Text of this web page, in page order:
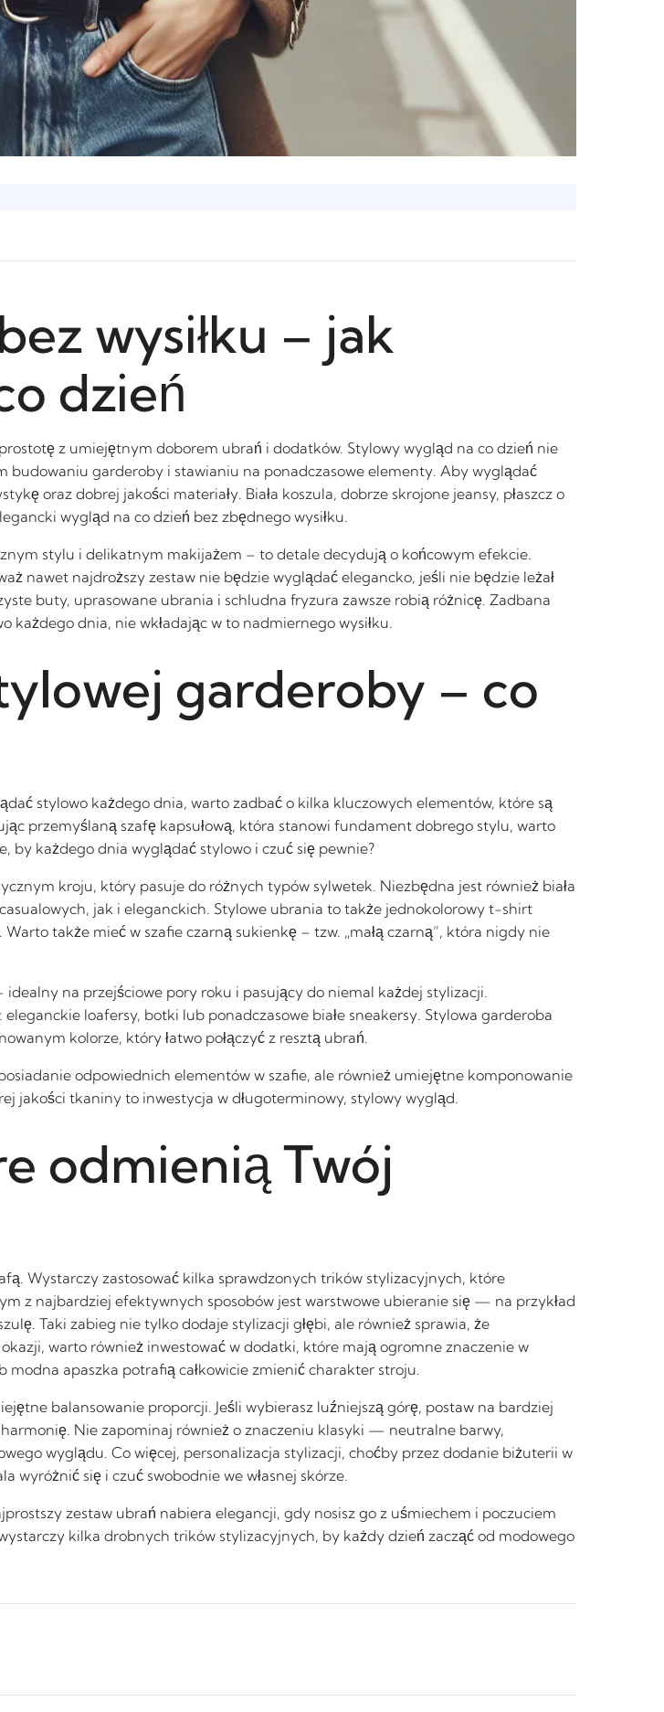
wysiłku – jak
dzień
z umiejętnym doborem ubrań i dodatków. Stylowy wygląd na co dzień nie
garderoby i stawianiu na ponadczasowe elementy. Aby wyglądać
oraz dobrej jakości materiały. Biała koszula, dobrze skrojone jeansy, płaszcz o
wygląd na co dzień bez zbędnego wysiłku.
stylu i delikatnym makijażem – to detale decydują o końcowym efekcie.
nawet najdroższy zestaw nie będzie wyglądać elegancko, jeśli nie będzie leżał
buty, uprasowane ubrania i schludna fryzura zawsze robią różnicę. Zadbana
dnia, nie wkładając w to nadmiernego wysiłku.
garderoby – co
stylowo każdego dnia, warto zadbać o kilka kluczowych elementów, które są
przemyślaną szafę kapsułową, która stanowi fundament dobrego stylu, warto
by każdego dnia wyglądać stylowo i czuć się pewnie?
kroju, który pasuje do różnych typów sylwetek. Niezbędna jest również biała
jak i eleganckich. Stylowe ubrania to także jednokolorowy t-shirt
także mieć w szafie czarną sukienkę – tzw. „małą czarną”, która nigdy nie
na przejściowe pory roku i pasujący do niemal każdej stylizacji.
loafersy, botki lub ponadczasowe białe sneakersy. Stylowa garderoba
kolorze, który łatwo połączyć z resztą ubrań.
odpowiednich elementów w szafie, ale również umiejętne komponowanie
jakości tkaniny to inwestycja w długoterminowy, stylowy wygląd.
odmienią Twój
Wystarczy zastosować kilka sprawdzonych trików stylizacyjnych, które
z najbardziej efektywnych sposobów jest warstwowe ubieranie się — na przykład
Taki zabieg nie tylko dodaje stylizacji głębi, ale również sprawia, że
warto również inwestować w dodatki, które mają ogromne znaczenie w
apaszka potrafią całkowicie zmienić charakter stroju.
balansowanie proporcji. Jeśli wybierasz luźniejszą górę, postaw na bardziej
Nie zapominaj również o znaczeniu klasyki — neutralne barwy,
wyglądu. Co więcej, personalizacja stylizacji, choćby przez dodanie biżuterii w
się i czuć swobodnie we własnej skórze.
zestaw ubrań nabiera elegancji, gdy nosisz go z uśmiechem i poczuciem
kilka drobnych trików stylizacyjnych, by każdy dzień zacząć od modowego